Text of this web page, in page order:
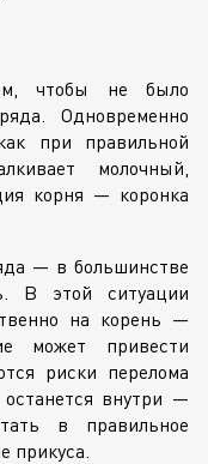
чтобы не было
Одновременно
при правильной
молочный,
корня — коронка
— в большинстве
В этой ситуации
на корень —
может привести
риски перелома
останется внутри —
в правильное
прикуса.